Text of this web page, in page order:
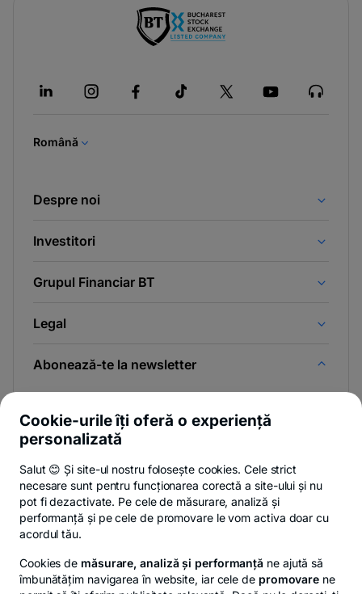
a
Română
Despre noi
Investitori
Grupul Financiar BT
Legal
Abonează-te la newsletter
Poți renunța oricând,vezi detalii-
opens
in
a
.
Privacy Hub - opens in a new tab
Politica de confidențialitate- opens in a new
Politica de cookies
Cookie-urile îți oferă o experiență
personalizată
Salut 😊 Și site-ul nostru folosește cookies. Cele strict
necesare sunt pentru funcționarea corectă a site-ului și nu
pot fi dezactivate. Pe cele de măsurare, analiză și
performanță și pe cele de promovare le vom activa doar cu
acordul tău.
Cookies de măsurare, analiză și performanță ne ajută să
îmbunătățim navigarea în website, iar cele de promovare ne